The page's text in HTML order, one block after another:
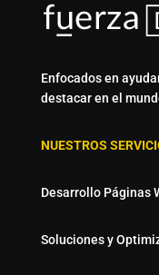
Enfocados en
destacar en el
NUESTROS
Desarrollo Páginas
Soluciones y